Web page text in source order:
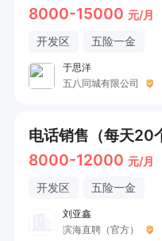
8000-15000 元/月
开发区 五险一金
于思洋
五八同城有限公司
8000-12000 元/月
开发区 五险一金
刘亚鑫
滨海直聘（官方）